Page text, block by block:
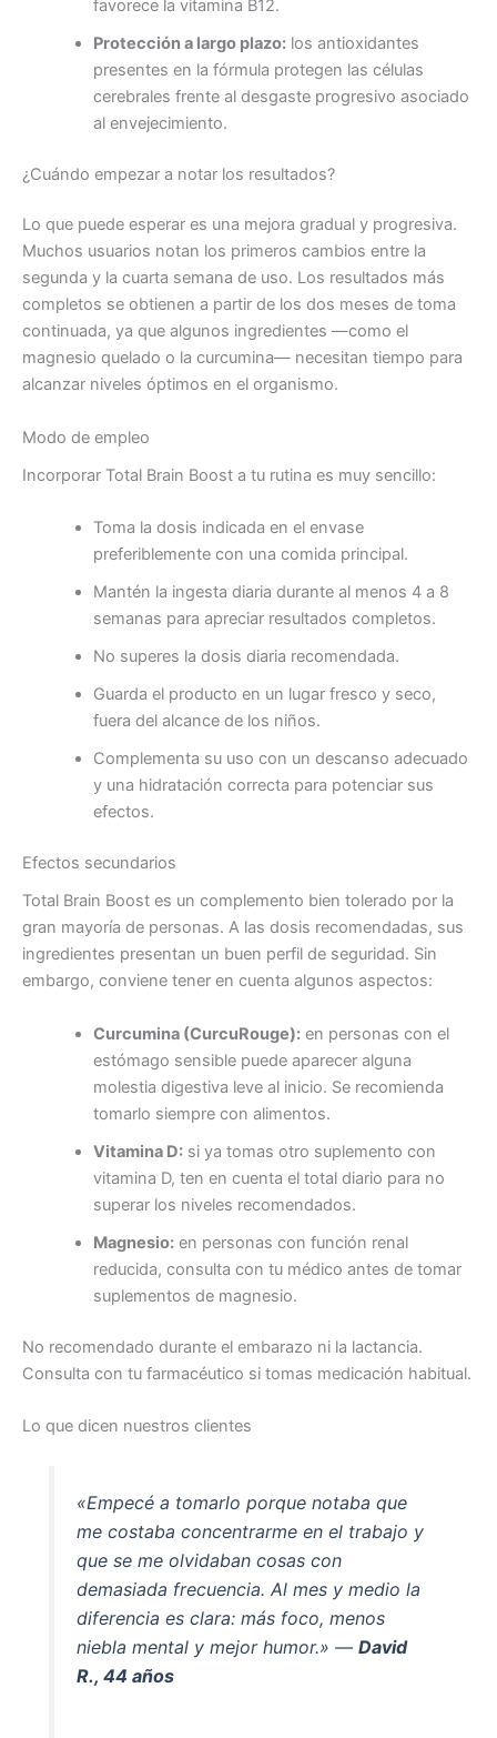
favorece la vitamina B12.
Protección a largo plazo:los antioxidantes
presentes en la fórmula protegen las células
cerebrales frente al desgaste progresivo asociado
al envejecimiento.
¿Cuándo empezar a notar los resultados?
Lo que puede esperar es una mejora gradual y progresiva.
Muchos usuarios notan los primeros cambios entre la
segunda y la cuarta semana de uso. Los resultados más
completos se obtienen a partir de los dos meses de toma
continuada, ya que algunos ingredientes —como el
magnesio quelado o la curcumina— necesitan tiempo para
alcanzar niveles óptimos en el organismo.
Modo de empleo
Incorporar Total Brain Boost a tu rutina es muy sencillo:
Toma la dosis indicada en el envase
preferiblemente con una comida principal.
Mantén la ingesta diaria durante al menos 4 a 8
semanas para apreciar resultados completos.
No superes la dosis diaria recomendada.
Guarda el producto en un lugar fresco y seco,
fuera del alcance de los niños.
Complementa su uso con un descanso adecuado
y una hidratación correcta para potenciar sus
efectos.
Efectos secundarios
Total Brain Boost es un complemento bien tolerado por la
gran mayoría de personas. A las dosis recomendadas, sus
ingredientes presentan un buen perfil de seguridad. Sin
embargo, conviene tener en cuenta algunos aspectos:
Curcumina (CurcuRouge):en personas con el
estómago sensible puede aparecer alguna
molestia digestiva leve al inicio. Se recomienda
tomarlo siempre con alimentos.
Vitamina D:si ya tomas otro suplemento con
vitamina D, ten en cuenta el total diario para no
superar los niveles recomendados.
Magnesio:en personas con función renal
reducida, consulta con tu médico antes de tomar
suplementos de magnesio.
No recomendado durante el embarazo ni la lactancia.
Consulta con tu farmacéutico si tomas medicación habitual.
Lo que dicen nuestros clientes
«Empecé a tomarlo porque notaba que
me costaba concentrarme en el trabajo y
que se me olvidaban cosas con
demasiada frecuencia. Al mes y medio la
diferencia es clara: más foco, menos
niebla mental y mejor humor.» —David
R., 44 años